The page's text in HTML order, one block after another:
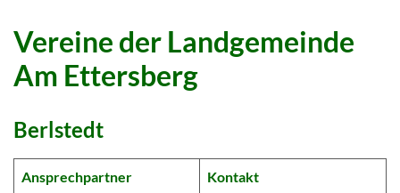
Vereine der Landgemeinde
Am Ettersberg
Berlstedt
Ansprechpartner Kontakt